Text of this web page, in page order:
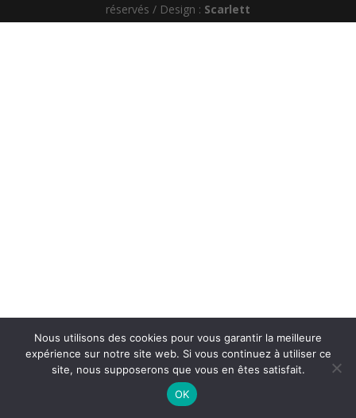
réservés / Design : Scarlett
Nous utilisons des cookies pour vous garantir la meilleure
expérience sur notre site web. Si vous continuez à utiliser ce
site, nous supposerons que vous en êtes satisfait.
OK